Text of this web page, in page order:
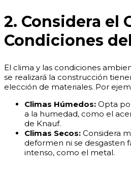
2. Considera el
Condiciones
El clima y las condiciones
se realizará la construcción
elección de materiales. Por
Climas Húmedos: Opta
a la humedad, como el
de Knauf.
Climas Secos: Considera
deformen ni se desgasten
intenso, como el metal.